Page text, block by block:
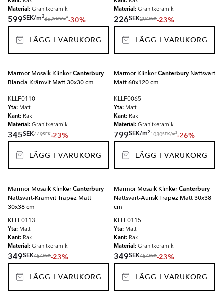
Rak
Material: Granitkeramik
599SEK/m2
857SEK/m2-30%
LÄGG I VARUKORG
Rak
Material: Granitkeramik
226SEK294SEK-23%
LÄGG I VARUKORG
Marmor Mosaik KlinkerCanterbury
Blanda Krämvit Matt 30x30 cm
KLLF0110
Yta: Matt
Kant: Rak
Material: Granitkeramik
345SEK449SEK-23%
LÄGG I VARUKORG
Marmor KlinkerCanterbury Nattsvart
Matt 60x120 cm
KLLF0065
Yta: Matt
Kant: Rak
Material: Granitkeramik
799SEK/m2
1080SEK/m2-26%
LÄGG I VARUKORG
Marmor Mosaik KlinkerCanterbury
Nattsvart-Krämvit Trapez Matt
30x38 cm
KLLF0113
Yta: Matt
Kant: Rak
Material: Granitkeramik
349SEK454SEK-23%
LÄGG I VARUKORG
Marmor Mosaik KlinkerCanterbury
Nattsvart-Aurisk Trapez Matt 30x38
cm
KLLF0115
Yta: Matt
Kant: Rak
Material: Granitkeramik
349SEK454SEK-23%
LÄGG I VARUKORG